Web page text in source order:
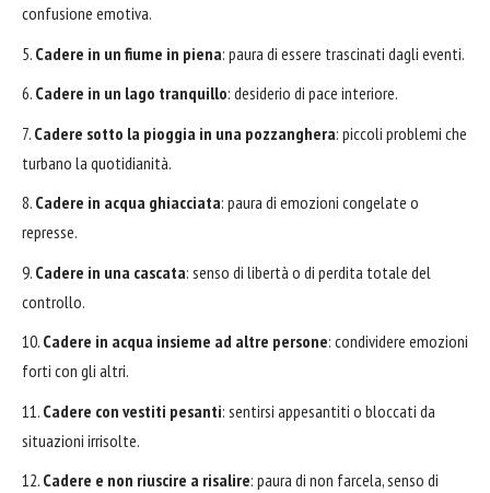
confusione emotiva.
Cadere in un fiume in piena: paura di essere trascinati dagli eventi.
Cadere in un lago tranquillo: desiderio di pace interiore.
Cadere sotto la pioggia in una pozzanghera: piccoli problemi che
turbano la quotidianità.
Cadere in acqua ghiacciata: paura di emozioni congelate o
represse.
Cadere in una cascata: senso di libertà o di perdita totale del
controllo.
Cadere in acqua insieme ad altre persone: condividere emozioni
forti con gli altri.
Cadere con vestiti pesanti: sentirsi appesantiti o bloccati da
situazioni irrisolte.
Cadere e non riuscire a risalire: paura di non farcela, senso di